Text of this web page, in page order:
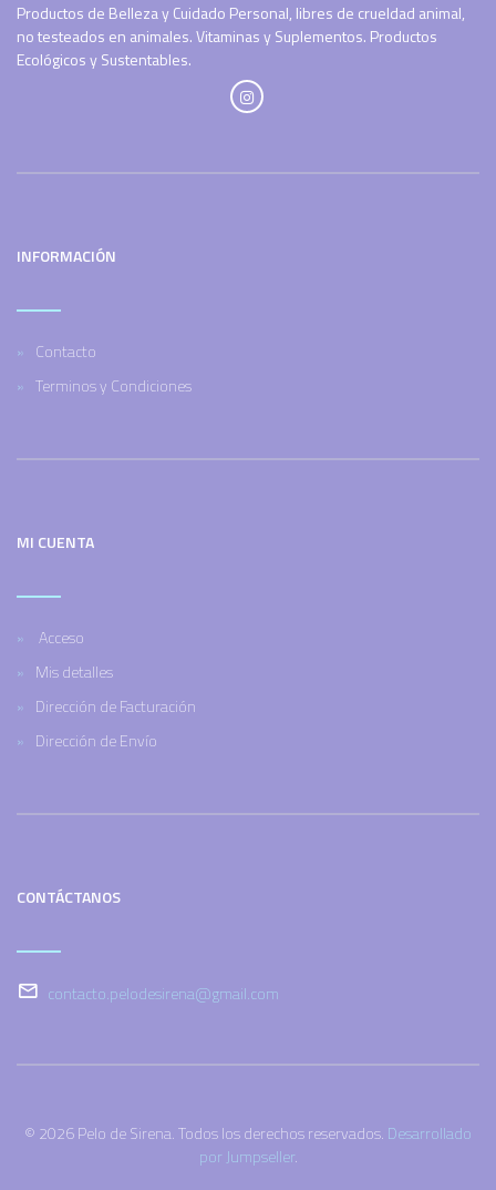
Productos de Belleza y Cuidado Personal, libres de crueldad animal,
no testeados en animales. Vitaminas y Suplementos. Productos
Ecológicos y Sustentables.
INFORMACIÓN
Contacto
Terminos y Condiciones
MI CUENTA
Acceso
Mis detalles
Dirección de Facturación
Dirección de Envío
CONTÁCTANOS
contacto.pelodesirena@gmail.com
© 2026 Pelo de Sirena. Todos los derechos reservados. Desarrollado
por Jumpseller.